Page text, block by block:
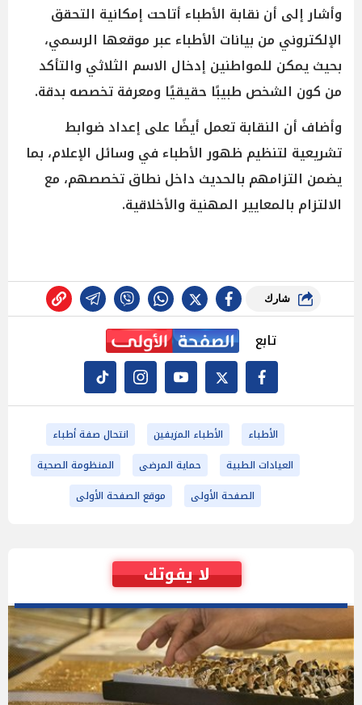
وأشار إلى أن نقابة الأطباء أتاحت إمكانية التحقق
الإلكتروني من بيانات الأطباء عبر موقعها الرسمي،
بحيث يمكن للمواطنين إدخال الاسم الثلاثي والتأكد
من كون الشخص طبيبًا حقيقيًا ومعرفة تخصصه بدقة.
وأضاف أن النقابة تعمل أيضًا على إعداد ضوابط
تشريعية لتنظيم ظهور الأطباء في وسائل الإعلام، بما
يضمن التزامهم بالحديث داخل نطاق تخصصهم، مع
الالتزام بالمعايير المهنية والأخلاقية.
شارك
تابع
الأطباء الأطباء المزيفين
انتحال صفة أطباء
العيادات الطبية
حماية المرضى
المنظومة الصحية
الصفحة الأولى
موقع الصفحة الأولى
لا يفوتك